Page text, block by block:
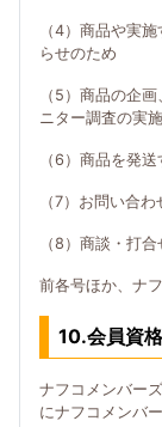
（4）商品や実
らせのため
（5）商品の企
ニター調査の実
（6）商品を発
（7）お問い合
（8）商談・打
前各号ほか、ナ
10.会員資
ナフコメンバー
にナフコメンバ